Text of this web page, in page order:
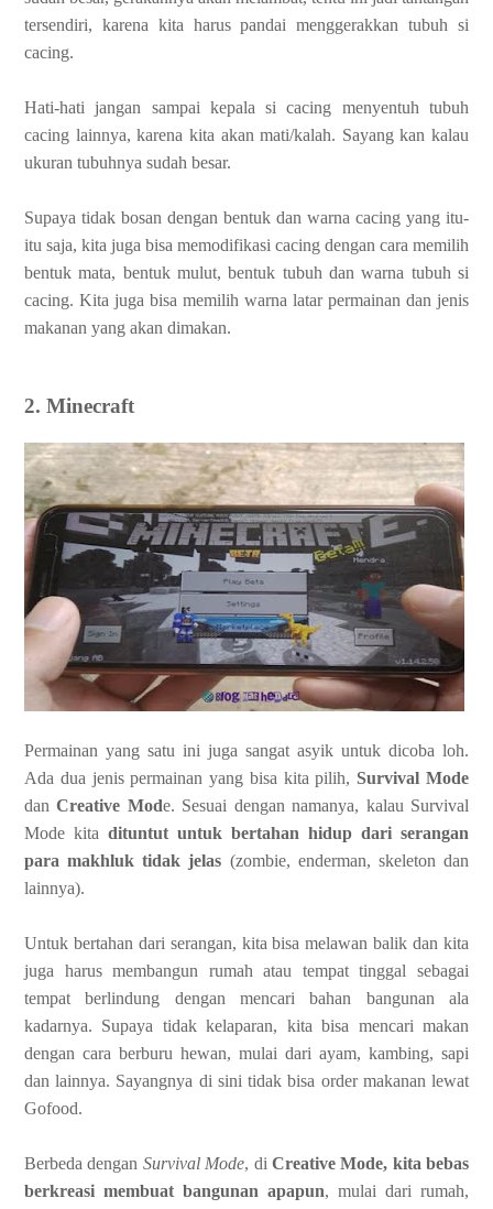
tersendiri, karena kita harus pandai menggerakkan tubuh si
cacing.
Hati-hati jangan sampai kepala si cacing menyentuh tubuh
cacing lainnya, karena kita akan mati/kalah. Sayang kan kalau
ukuran tubuhnya sudah besar.
Supaya tidak bosan dengan bentuk dan warna cacing yang itu-
itu saja, kita juga bisa memodifikasi cacing dengan cara memilih
bentuk mata, bentuk mulut, bentuk tubuh dan warna tubuh si
cacing. Kita juga bisa memilih warna latar permainan dan jenis
makanan yang akan dimakan.
2. Minecraft
Permainan yang satu ini juga sangat asyik untuk dicoba loh.
Ada dua jenis permainan yang bisa kita pilih, Survival Mode
danCreative Mode. Sesuai dengan namanya, kalau Survival
Mode kita dituntut untuk bertahan hidup dari serangan
para makhluk tidak jelas (zombie, enderman, skeleton dan
lainnya).
Untuk bertahan dari serangan, kita bisa melawan balik dan kita
juga harus membangun rumah atau tempat tinggal sebagai
tempat berlindung dengan mencari bahan bangunan ala
kadarnya. Supaya tidak kelaparan, kita bisa mencari makan
dengan cara berburu hewan, mulai dari ayam, kambing, sapi
dan lainnya. Sayangnya di sini tidak bisa order makanan lewat
Gofood.
Berbeda dengan Survival Mode, di Creative Mode, kita bebas
berkreasi membuat bangunan apapun, mulai dari rumah,